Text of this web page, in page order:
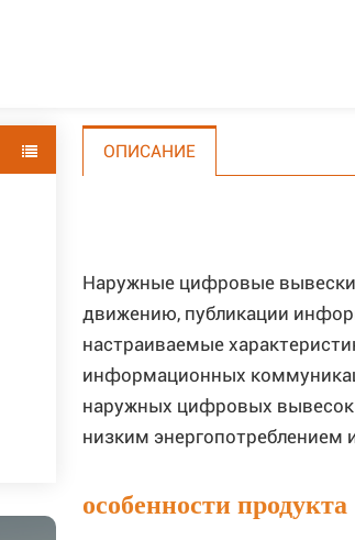
ОПИСАНИЕ
Наружные цифровые
движению, публикации
настраиваемые
информационных
наружных цифровых вывесок
низким
особенности продукта